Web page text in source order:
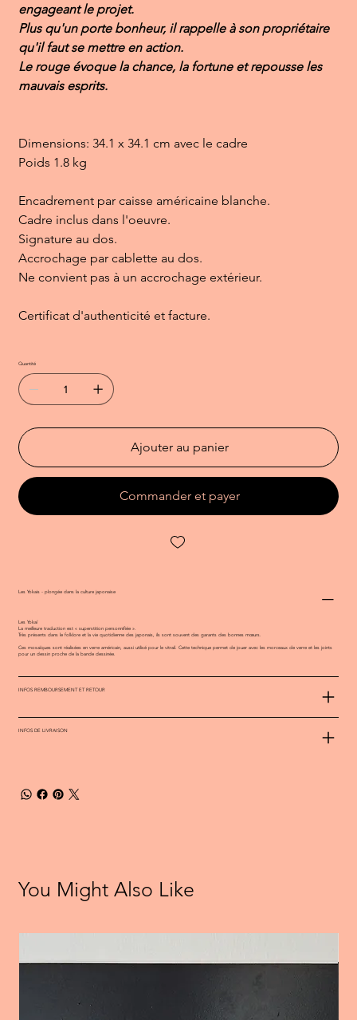
engageant le projet.
Plus qu'un porte bonheur, il rappelle à son propriétaire
qu'il faut se mettre en action.
Le rouge évoque la chance, la fortune et repousse les
mauvais esprits.
Dimensions: 34.1 x 34.1 cm avec le cadre
Poids 1.8 kg
Encadrement par caisse américaine blanche.
Cadre inclus dans l'oeuvre.
Signature au dos.
Accrochage par cablette au dos.
Ne convient pas à un accrochage extérieur.
Certificat d'authenticité et facture.
Quantité
Ajouter au panier
Commander et payer
Les Yokais - plongée dans la culture japonaise
Les Yokaï
La meilleure traduction est « superstition personnifiée ».
Très présents dans le folklore et la vie quotidienne des japonais, ils sont souvent des garants des bonnes mœurs.
Ces mosaïques sont réalisées en verre américain, aussi utilisé pour le vitrail. Cette technique permet de jouer avec les morceaux de verre et les joints
pour un dessin proche de la bande dessinée.
INFOS REMBOURSEMENT ET RETOUR
INFOS DE LIVRAISON
You Might Also Like